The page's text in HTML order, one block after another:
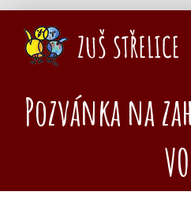
Přeskočit
obsah
Pozvánka na
VO